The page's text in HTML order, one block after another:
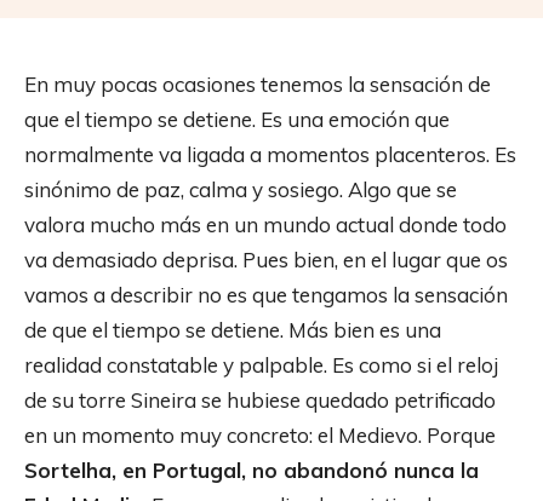
En muy pocas ocasiones tenemos la sensación de
que el tiempo se detiene. Es una emoción que
normalmente va ligada a momentos placenteros. Es
sinónimo de paz, calma y sosiego. Algo que se
valora mucho más en un mundo actual donde todo
va demasiado deprisa. Pues bien, en el lugar que os
vamos a describir no es que tengamos la sensación
de que el tiempo se detiene. Más bien es una
realidad constatable y palpable. Es como si el reloj
de su torre Sineira se hubiese quedado petrificado
en un momento muy concreto: el Medievo. Porque
Sortelha, en Portugal, no abandonó nunca la